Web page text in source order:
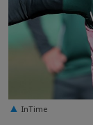
InTime